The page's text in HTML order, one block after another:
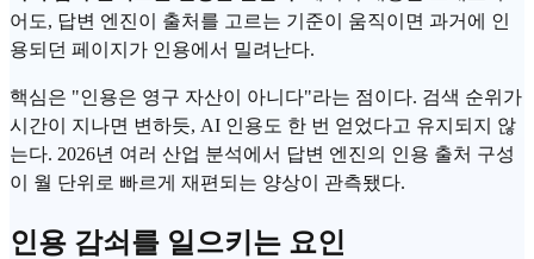
어도, 답변 엔진이 출처를 고르는 기준이 움직이면 과거에 인
용되던 페이지가 인용에서 밀려난다.
핵심은 "인용은 영구 자산이 아니다"라는 점이다. 검색 순위가
시간이 지나면 변하듯, AI 인용도 한 번 얻었다고 유지되지 않
는다. 2026년 여러 산업 분석에서 답변 엔진의 인용 출처 구성
이 월 단위로 빠르게 재편되는 양상이 관측됐다.
인용 감쇠를 일으키는 요인